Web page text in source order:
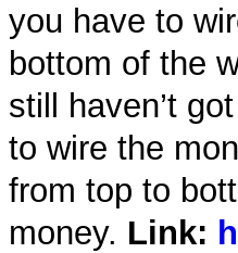
you have to
bottom of the
still haven’t
to wire the
from top to
money. Link: